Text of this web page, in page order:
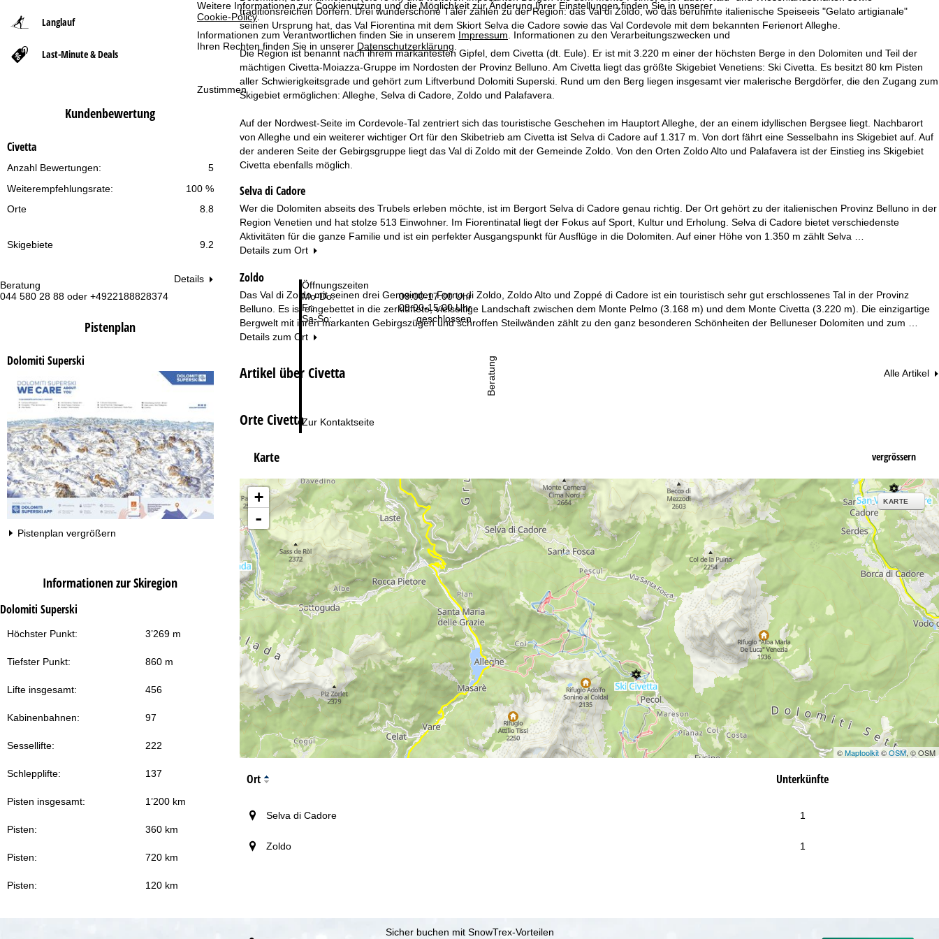
Weitere Informationen zur Cookienutzung und die Möglichkeit zur Änderung Ihrer Einstellungen finden Sie in unserer
Cookie-Policy.
Informationen zum Verantwortlichen finden Sie in unserem Impressum . Informationen zu den Verarbeitungszwecken und
Ihren Rechten finden Sie in unserer Datenschutzerklärung
Zustimmen
Beratung
044 580 28 88 oder +4922188828374
Öffnungszeiten
Mo-Do:
09:00-17:00 Uhr
Fr:
09:00-15:00 Uhr
Sa-So:
geschlossen
Zur Kontaktseite
Beratung
Langlauf
Last-Minute & Deals
Kundenbewertung
Civetta
5
Anzahl Bewertungen:
100 %
Weiterempfehlungsrate:
Orte
8.8
Skigebiete 9.2
Details
Pistenplan
Dolomiti Superski
Pistenplan vergrößern
Informationen zur Skiregion
Dolomiti Superski
Höchster Punkt: 3’269 m
Tiefster Punkt: 860 m
Lifte insgesamt: 456
Kabinenbahnen: 97
Sessellifte: 222
Schlepplifte: 137
Pisten insgesamt: 1’200 km
Pisten: 360 km
Pisten: 720 km
Pisten: 120 km
t
s
e
t
e
traditionsreichen Dörfern. Drei wunderschöne Täler zählen zu der Region: das Val di Zoldo, wo das berühmte italienische Speiseeis "Gelato artigianale"
seinen Ursprung hat, das Val Fiorentina mit dem Skiort Selva die Cadore sowie das Val Cordevole mit dem bekannten Ferienort Alleghe.
Die Region ist benannt nach ihrem markantesten Gipfel, dem Civetta (dt. Eule). Er ist mit 3.220 m einer der höchsten Berge in den Dolomiten und Teil der
mächtigen Civetta-Moiazza-Gruppe im Nordosten der Provinz Belluno. Am Civetta liegt das größte Skigebiet Venetiens: Ski Civetta. Es besitzt 80 km Pisten
aller Schwierigkeitsgrade und gehört zum Liftverbund Dolomiti Superski. Rund um den Berg liegen insgesamt vier malerische Bergdörfer, die den Zugang zum
Skigebiet ermöglichen: Alleghe, Selva di Cadore, Zoldo und Palafavera.
Auf der Nordwest-Seite im Cordevole-Tal zentriert sich das touristische Geschehen im Hauptort Alleghe, der an einem idyllischen Bergsee liegt. Nachbarort
von Alleghe und ein weiterer wichtiger Ort für den Skibetrieb am Civetta ist Selva di Cadore auf 1.317 m. Von dort fährt eine Sesselbahn ins Skigebiet auf. Auf
der anderen Seite der Gebirgsgruppe liegt das Val di Zoldo mit der Gemeinde Zoldo. Von den Orten Zoldo Alto und Palafavera ist der Einstieg ins Skigebiet
Civetta ebenfalls möglich.
Selva di Cadore
Wer die Dolomiten abseits des Trubels erleben möchte, ist im Bergort Selva di Cadore genau richtig. Der Ort gehört zu der italienischen Provinz Belluno in der
Region Venetien und hat stolze 513 Einwohner. Im Fiorentinatal liegt der Fokus auf Sport, Kultur und Erholung. Selva di Cadore bietet verschiedenste
Aktivitäten für die ganze Familie und ist ein perfekter Ausgangspunkt für Ausflüge in die Dolomiten. Auf einer Höhe von 1.350 m zählt Selva …
Details zum Ort
Zoldo
Das Val di Zoldo mit seinen drei Gemeinden Forno di Zoldo, Zoldo Alto und Zoppé di Cadore ist ein touristisch sehr gut erschlossenes Tal in der Provinz
Belluno. Es ist eingebettet in die zerklüftete, vielseitige Landschaft zwischen dem Monte Pelmo (3.168 m) und dem Monte Civetta (3.220 m). Die einzigartige
Bergwelt mit ihren markanten Gebirgszügen und schroffen Steilwänden zählt zu den ganz besonderen Schönheiten der Belluneser Dolomiten und zum …
Details zum Ort
Artikel über Civetta Alle Artikel
Orte Civetta
Karte vergrössern
+
-
KARTE
©Maptoolkit©OSM, © OSM
Ort Unterkünfte
Selva di Cadore 1
Zoldo 1
Sicher buchen mit SnowTrex-Vorteilen